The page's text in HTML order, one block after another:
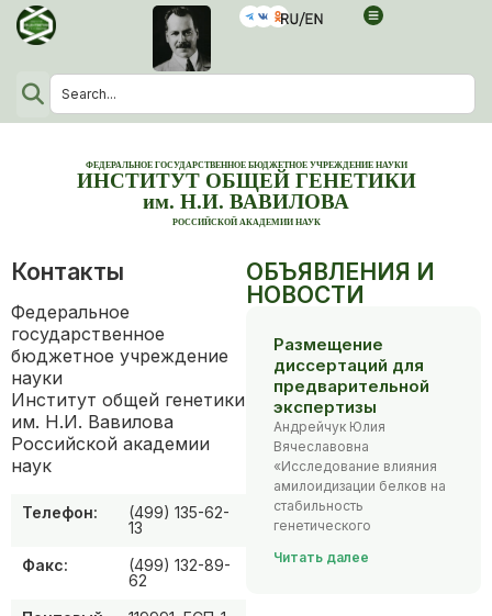
ФЕДЕРАЛЬНОЕ ГОСУДАРСТВЕННОЕ БЮДЖЕТНОЕ УЧРЕЖДЕНИЕ НАУКИ
ИНСТИТУТ ОБЩЕЙ ГЕНЕТИКИ
им. Н.И. ВАВИЛОВА
РОССИЙСКОЙ АКАДЕМИИ НАУК
Контакты
Федеральное
государственное
бюджетное учреждение
науки
Институт общей генетики
им. Н.И. Вавилова
Российской академии
наук
Телефон:
(499) 135-62-
13
Факс:
(499) 132-89-
62
ОБЪЯВЛЕНИЯ И
НОВОСТИ
Размещение
диссертаций для
предварительной
экспертизы
Андрейчук Юлия
Вячеславовна
«Исследование влияния
амилоидизации белков на
стабильность
генетического
Читать далее